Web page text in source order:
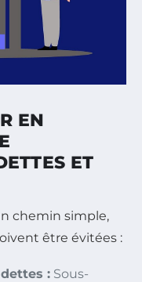
EN
ET
chemin simple,
être évitées :
: Sous-